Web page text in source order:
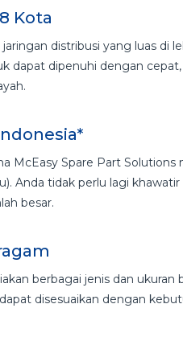
Kota
distribusi yang luas di
dapat dipenuhi dengan
McEasy Spare Part
Anda tidak perlu lagi
besar.
berbagai jenis dan ukuran
disesuaikan dengan